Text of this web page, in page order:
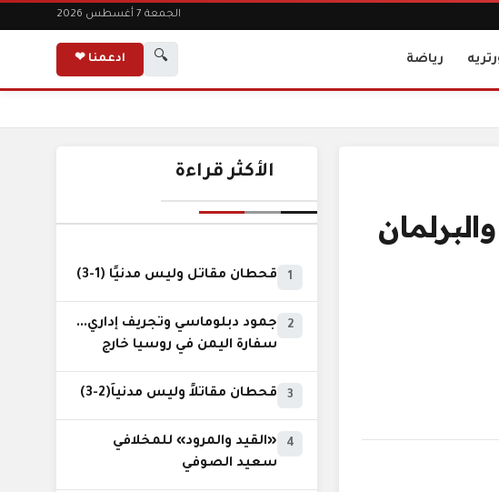
الجمعة 7 أغسطس 2026
رياضة 🔍 ادعمنا ❤
الأكثر قراءة
1 قحطان مقاتل وليس مدنيًا (1-3)
2
جمود دبلوماسي وتجريف إداري...
سفارة اليمن في روسيا خارج
3 قحطان مقاتلاً وليس مدنياً(2-3)
4
«القيد والمرود» للمخلافي
سعيد الصوفي